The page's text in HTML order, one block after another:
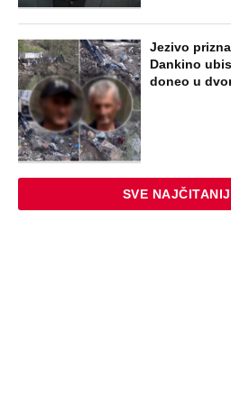
Jezivo
Dankino
doneo u
SVE